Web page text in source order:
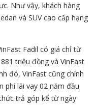
Như vậy, khách hàng
và SUV cao cấp hạng
Fadil có giá chỉ từ
triệu đồng và VinFast
đó, VinFast cũng chính
phí lãi vay 02 năm đầu
trả góp kể từ ngày